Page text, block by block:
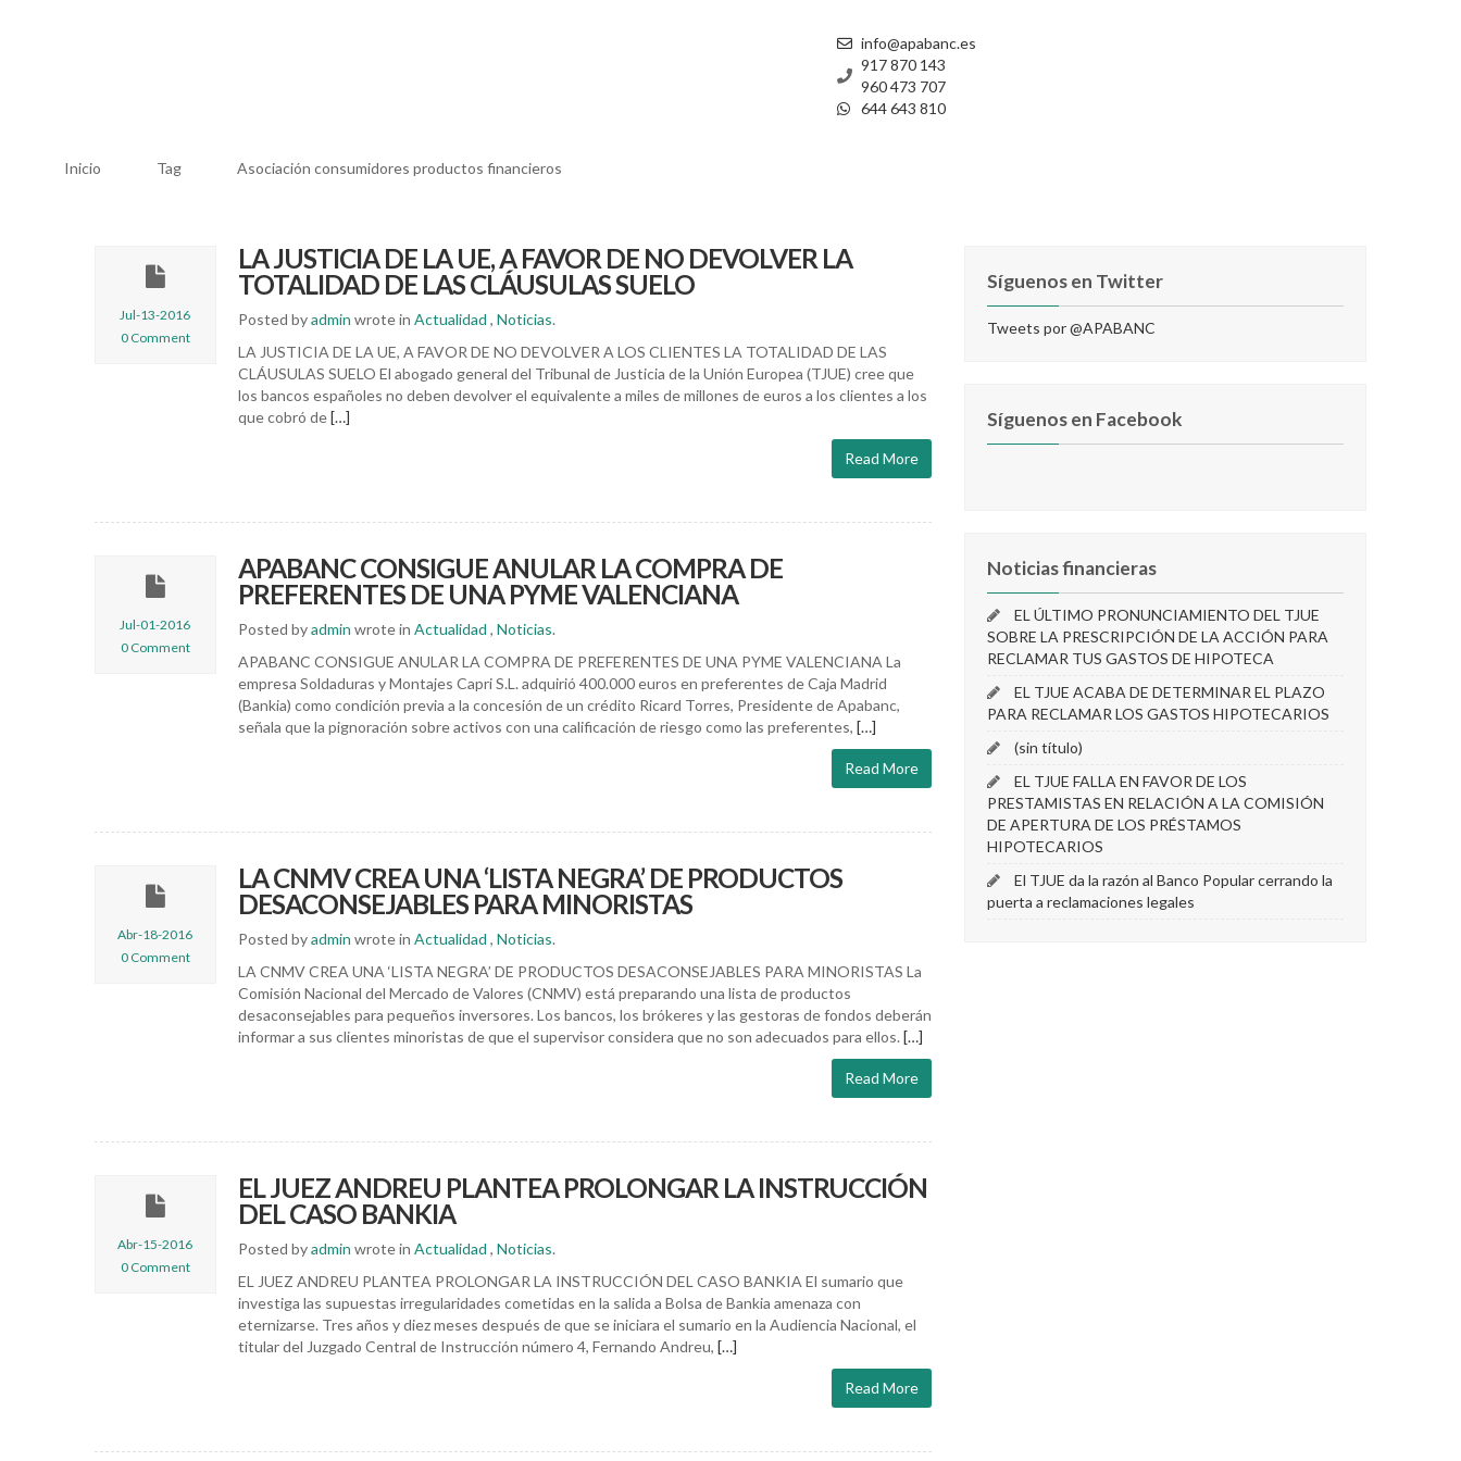
info@apabanc.es
917 870 143
960 473 707
644 643 810
Inicio Tag Asociación consumidores productos financieros
Jul-13-2016
0 Comment
LA JUSTICIA DE LA UE, A FAVOR DE NO DEVOLVER LA
TOTALIDAD DE LAS CLÁUSULAS SUELO
Posted byadmin wrote in Actualidad , Noticias.
LA JUSTICIA DE LA UE, A FAVOR DE NO DEVOLVER A LOS CLIENTES LA TOTALIDAD DE LAS
CLÁUSULAS SUELO El abogado general del Tribunal de Justicia de la Unión Europea (TJUE) cree que
los bancos españoles no deben devolver el equivalente a miles de millones de euros a los clientes a los
que cobró de[…]
Read More
Jul-01-2016
0 Comment
APABANC CONSIGUE ANULAR LA COMPRA DE
PREFERENTES DE UNA PYME VALENCIANA
Posted byadmin wrote in Actualidad , Noticias.
APABANC CONSIGUE ANULAR LA COMPRA DE PREFERENTES DE UNA PYME VALENCIANA La
empresa Soldaduras y Montajes Capri S.L. adquirió 400.000 euros en preferentes de Caja Madrid
(Bankia) como condición previa a la concesión de un crédito Ricard Torres, Presidente de Apabanc,
señala que la pignoración sobre activos con una calificación de riesgo como las preferentes, […]
Read More
Abr-18-2016
0 Comment
LA CNMV CREA UNA ‘LISTA NEGRA’ DE PRODUCTOS
DESACONSEJABLES PARA MINORISTAS
Posted byadmin wrote in Actualidad , Noticias.
LA CNMV CREA UNA ‘LISTA NEGRA’ DE PRODUCTOS DESACONSEJABLES PARA MINORISTAS La
Comisión Nacional del Mercado de Valores (CNMV) está preparando una lista de productos
desaconsejables para pequeños inversores. Los bancos, los brókeres y las gestoras de fondos deberán
informar a sus clientes minoristas de que el supervisor considera que no son adecuados para ellos. […]
Read More
Abr-15-2016
0 Comment
EL JUEZ ANDREU PLANTEA PROLONGAR LA INSTRUCCIÓN
DEL CASO BANKIA
Posted byadmin wrote in Actualidad , Noticias.
EL JUEZ ANDREU PLANTEA PROLONGAR LA INSTRUCCIÓN DEL CASO BANKIA El sumario que
investiga las supuestas irregularidades cometidas en la salida a Bolsa de Bankia amenaza con
eternizarse. Tres años y diez meses después de que se iniciara el sumario en la Audiencia Nacional, el
titular del Juzgado Central de Instrucción número 4, Fernando Andreu, […]
Read More
Síguenos en Twitter
Tweets por @APABANC
Síguenos en Facebook
Noticias financieras
EL ÚLTIMO PRONUNCIAMIENTO DEL TJUE
SOBRE LA PRESCRIPCIÓN DE LA ACCIÓN PARA
RECLAMAR TUS GASTOS DE HIPOTECA
EL TJUE ACABA DE DETERMINAR EL PLAZO
PARA RECLAMAR LOS GASTOS HIPOTECARIOS
(sin título)
EL TJUE FALLA EN FAVOR DE LOS
PRESTAMISTAS EN RELACIÓN A LA COMISIÓN
DE APERTURA DE LOS PRÉSTAMOS
HIPOTECARIOS
El TJUE da la razón al Banco Popular cerrando la
puerta a reclamaciones legales